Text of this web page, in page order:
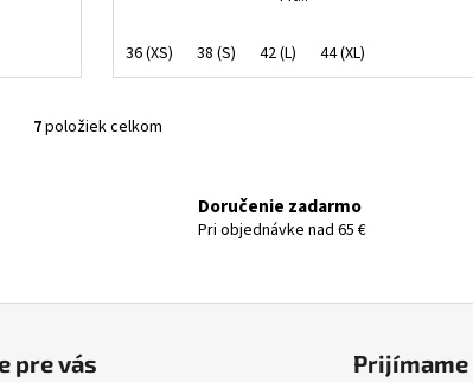
36 (XS) 38 (S) 42 (L) 44 (XL)
O
c
p
7položiek celkom
Doručenie zadarmo
Pri objednávke nad 65 €
pre vás